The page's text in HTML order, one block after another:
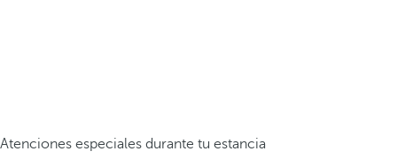
Atenciones especiales durante tu estancia